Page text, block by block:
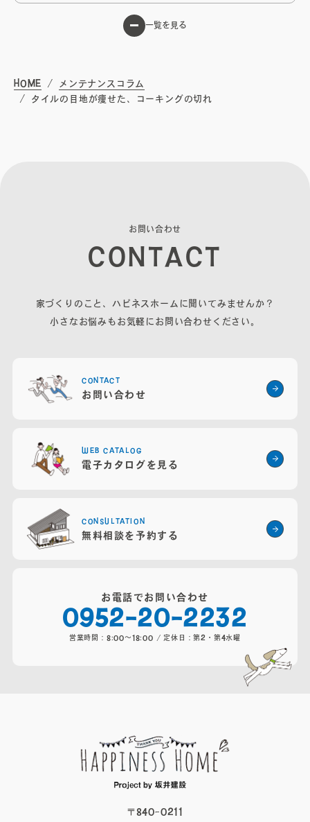
プライバシーポリシー
佐賀県佐賀市大和町東山田2311-1
0952-20-2232
一覧を見る
HOME
メンテナンスコラム
タイルの目地が痩せた、コーキングの切れ
お 問い合わせ
CONTACT
家づくりのこと、ハピネスホームに聞いてみませんか？
小さなお悩みもお気軽にお問い合わせください。
CONTACT
お問い合わせ
WEB CATALOG
電子カタログを見る
CONSULTATION
無料相談を予約する
お電話でお問い合わせ
0952-20-2232
営業時間：8:00～18:00 / 定休日：第2・第4水曜
〒840-0211